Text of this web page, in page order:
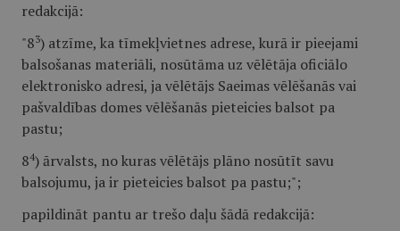
redakcijā:
"83) atzīme, ka tīmekļvietnes adrese, kurā ir pieejami
balsošanas materiāli, nosūtāma uz vēlētāja oficiālo
elektronisko adresi, ja vēlētājs Saeimas vēlēšanās vai
pašvaldības domes vēlēšanās pieteicies balsot pa
pastu;
84) ārvalsts, no kuras vēlētājs plāno nosūtīt savu
balsojumu, ja ir pieteicies balsot pa pastu;";
papildināt pantu ar trešo daļu šādā redakcijā: